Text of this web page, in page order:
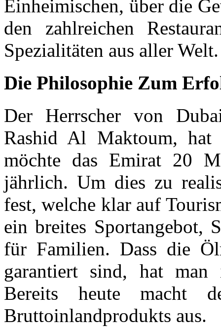
Einheimischen, über die
den zahlreichen
Spezialitäten aus aller Welt.
Die Philosophie Zum
Der Herrscher von
Rashid Al Maktoum,
möchte das Emirat 20
jährlich. Um dies zu
fest, welche klar auf
ein breites Sportangebot,
für Familien. Dass die
garantiert sind, hat
Bereits heute macht
Bruttoinlandprodukts aus.